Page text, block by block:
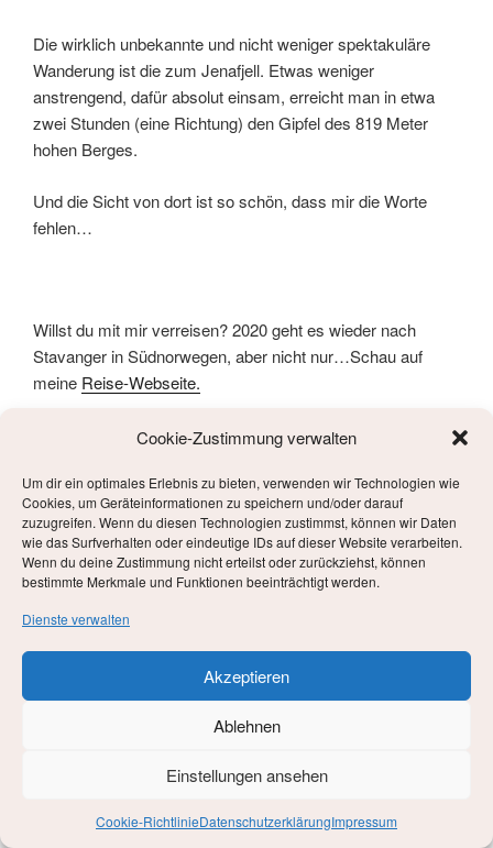
Cookie-Zustimmung verwalten
Um dir ein optimales Erlebnis zu bieten, verwenden wir Technologien wie
Cookies, um Geräteinformationen zu speichern und/oder darauf
zuzugreifen. Wenn du diesen Technologien zustimmst, können wir Daten
wie das Surfverhalten oder eindeutige IDs auf dieser Website verarbeiten.
Wenn du deine Zustimmung nicht erteilst oder zurückziehst, können
bestimmte Merkmale und Funktionen beeinträchtigt werden.
Dienste verwalten
Akzeptieren
Ablehnen
Einstellungen ansehen
Cookie-RichtlinieDatenschutzerklärungImpressum
Die wirklich unbekannte und nicht weniger spektakuläre
Wanderung ist die zum Jenafjell. Etwas weniger
anstrengend, dafür absolut einsam, erreicht man in etwa
zwei Stunden (eine Richtung) den Gipfel des 819 Meter
hohen Berges.
Und die Sicht von dort ist so schön, dass mir die Worte
fehlen…
Willst du mit mir verreisen? 2020 geht es wieder nach
Stavanger in Südnorwegen, aber nicht nur…Schau auf
meine Reise-Webseite.
AM
Abschied nehmen
Es ist toll, etwas zum ersten Mal zu machen. Es gibt
unzählige Motivationssprüche „wann hast du das letzte Mal
dessen bewusst, dass man etwas zum letzten Mal macht?
Berlin-Charlottenburg übernachtet. Die Wohnung gehört
Arbeitsvertrag, bald Geschichte. Es war eine schöne